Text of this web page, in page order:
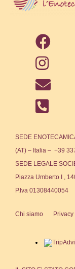
SEDE
(AT) – Italia – +39
SEDE LEGALE
Piazza Umberto I ,
P.Iva 01308440054
Chi siamo Privacy